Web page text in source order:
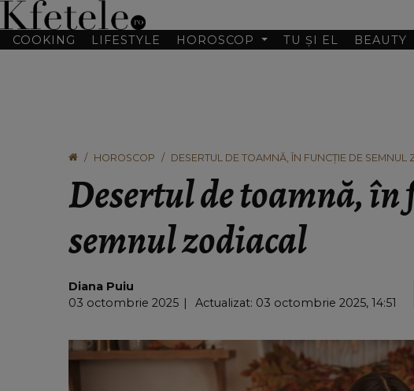
COOKING LIFESTYLE HOROSCOP TU ȘI EL BEAUTY
HOROSCOP DESERTUL DE TOAMNĂ, ÎN FUNCȚIE DE SEMNUL
Desertul de toamnă, în
semnul zodiacal
Diana Puiu
03 octombrie 2025
Actualizat: 03 octombrie 2025, 14:51